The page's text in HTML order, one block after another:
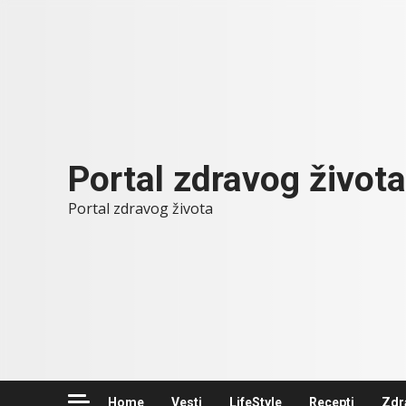
Portal zdravog života
Portal zdravog života
Home Vesti LifeStyle Recepti